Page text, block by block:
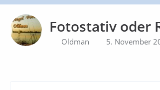
Fotostativ oder
Oldman 5. November